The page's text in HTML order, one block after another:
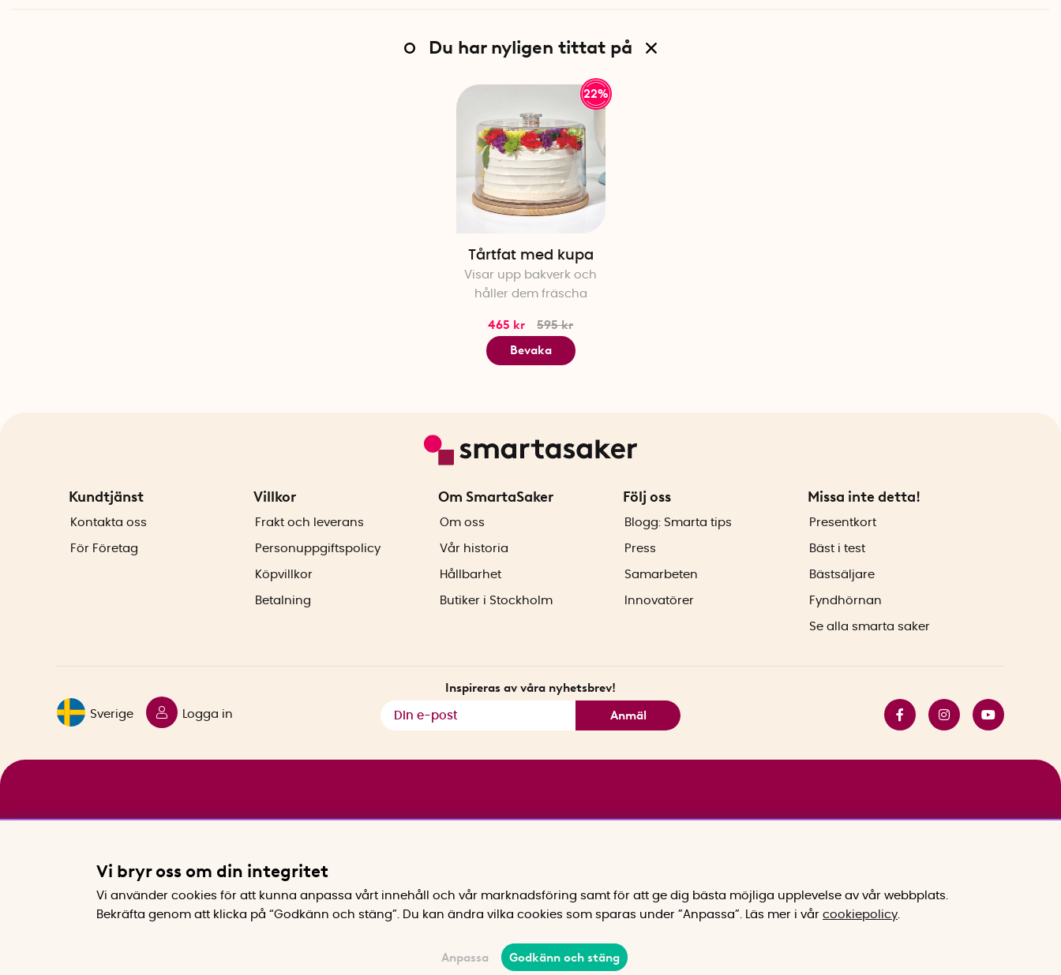
Du har nyligen tittat på
22%
Tårtfat med kupa
Visar upp bakverk och
håller dem fräscha
465 kr
595 kr
Bevaka
Kundtjänst
Kontakta oss
För Företag
Villkor
Frakt och leverans
Personuppgiftspolicy
Köpvillkor
Betalning
Om SmartaSaker
Om oss
Vår historia
Hållbarhet
Butiker i Stockholm
Följ oss
Blogg: Smarta tips
Press
Samarbeten
Innovatörer
Missa inte detta!
Presentkort
Bäst i test
Bästsäljare
Fyndhörnan
Se alla smarta saker
Sverige Logga in
Inspireras av våra nyhetsbrev!
Anmäl
Vi bryr oss om din integritet
Vi använder cookies för att kunna anpassa vårt innehåll och vår marknadsföring samt för att ge dig bästa möjliga upplevelse av vår webbplats.
Bekräfta genom att klicka på “Godkänn och stäng”. Du kan ändra vilka cookies som sparas under ”Anpassa”.
Läs mer i vår cookiepolicy
Anpassa Godkänn och stäng